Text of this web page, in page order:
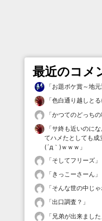
最近のコメ
「お題ボケ賞～地
「色白通り越しと
「かつてのどっち
「サ終も近いのに
てハメたとしても成
(´д｀)ｗｗｗ 」
「そしてフリーズ 」
「 きっこーさーん 」
「そんな世の中じ
「出口調査？ 」
「 兄弟が出来ました